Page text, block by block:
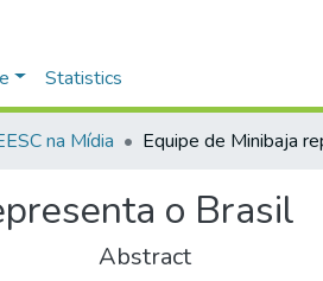
Statistics
na Mídia
o Brasil
Abstract